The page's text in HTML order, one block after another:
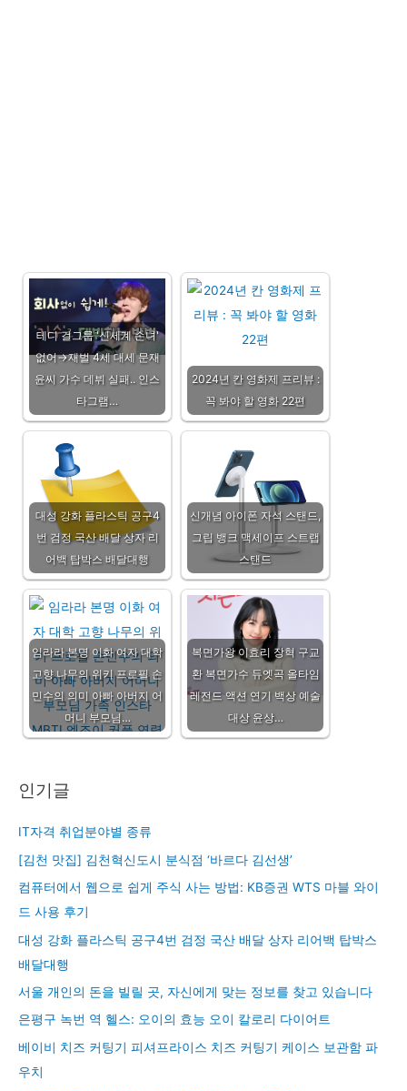
테디 걸그룹 '신세계 손녀'
없어→재벌 4세 대세 문재
윤씨 가수 데뷔 실패.. 인스
타그램…
2024년 칸 영화제 프리뷰 :
꼭 봐야 할 영화 22편
대성 강화 플라스틱 공구4
번 검정 국산 배달 상자 리
어백 탑박스 배달대행
신개념 아이폰 자석 스탠드,
그립 뱅크 맥세이프 스트랩
스탠드
임라라 본명 이화 여자 대학
고향 나무의 위키 프로필 손
민수의 의미 아빠 아버지 어
머니 부모님…
복면가왕 이효리 장혁 구교
환 복면가수 듀엣곡 올타임
레전드 액션 연기 백상 예술
대상 윤상…
인기글
IT자격 취업분야별 종류
[김천 맛집] 김천혁신도시 분식점 ‘바르다 김선생’
컴퓨터에서 웹으로 쉽게 주식 사는 방법: KB증권 WTS 마블 와이
드 사용 후기
대성 강화 플라스틱 공구4번 검정 국산 배달 상자 리어백 탑박스
배달대행
서울 개인의 돈을 빌릴 곳, 자신에게 맞는 정보를 찾고 있습니다
은평구 녹번 역 헬스: 오이의 효능 오이 칼로리 다이어트
베이비 치즈 커팅기 피셔프라이스 치즈 커팅기 케이스 보관함 파
우치